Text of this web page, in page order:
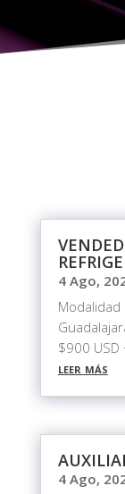
4 Ago,
Modalidad
$900 USD
leer más
4 Ago,